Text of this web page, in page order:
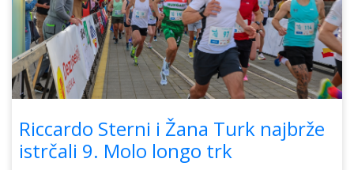
Riccardo Sterni i Žana Turk najbrže
istrčali 9. Molo longo trk